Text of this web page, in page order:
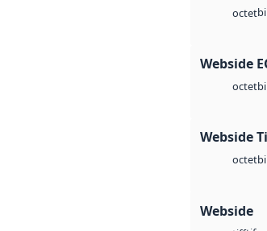
octet
Webside
octet
Webside
octet
Webside